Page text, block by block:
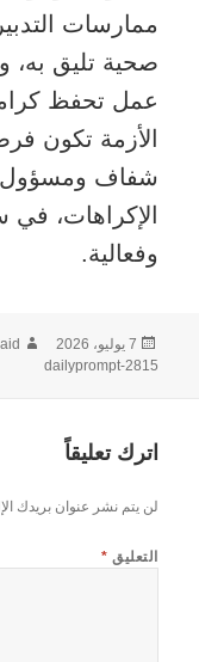
ممارسات
صحية تليق به،
عمل تحفظ
الأزمة تكون
شفاف ومسؤول،
الإكراهات،
وفعالية.
نُشرت
في
7 يوليو، 2026
dailyprompt-2815
اترك تعليقاً
لن يتم نشر عنوان بريدك
التعليق *